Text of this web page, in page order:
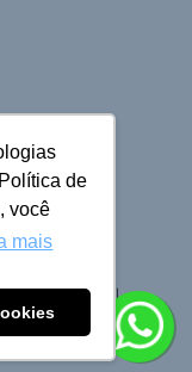
de
você
mais
Cruzeiro do Sul